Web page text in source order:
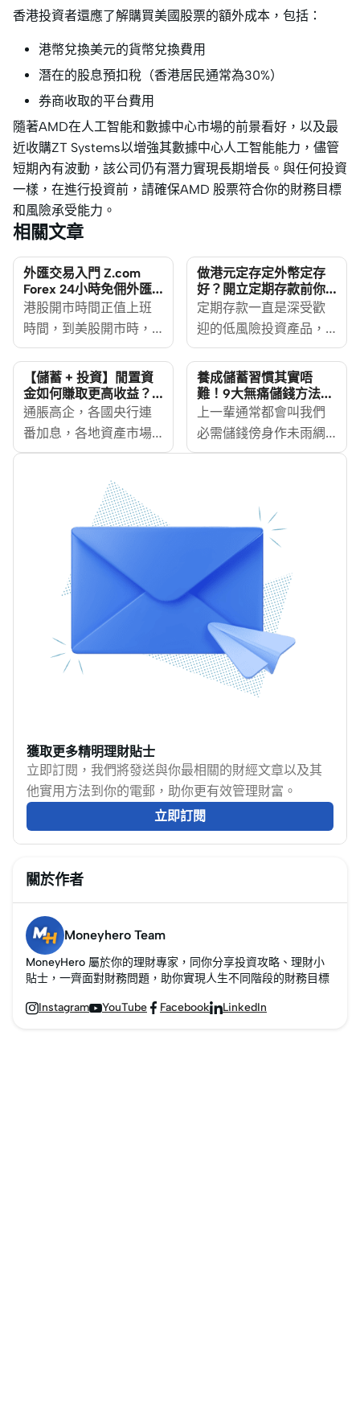
香港投資者還應了解購買美國股票的額外成本，包括：
港幣兌換美元的貨幣兌換費用
潛在的股息預扣稅（香港居民通常為30%）
券商收取的平台費用
隨著AMD在人工智能和數據中心市場的前景看好，以及最
近收購ZT Systems以增強其數據中心人工智能能力，儘管
短期內有波動，該公司仍有潛力實現長期增長。與任何投資
一樣，在進行投資前，請確保AMD 股票符合你的財務目標
和風險承受能力。
相關文章
外匯交易入門 Z.com
Forex 24小時免佣外匯
交易平台優惠一覽
港股開市時間正值上班
時間，到美股開市時，
又要準備上床睡覺，打
工仔要踏足投資市場也
並非容易。但原來外匯
市場每周5日24小時運
作，投資者可按自己的
時間表，隨時、隨地進
也無懼時差獲利，究竟
應如何開始踏出外匯交
易的第一步？以下便探
討外匯交易入門知識。
做港元定存定外幣定存
好？開立定期存款前你
要知道的考慮因素及風
險
定期存款一直是深受歡
迎的低風險投資產品，
想賺盡定存息，做港元
定存定外幣定存好？甚
麼時候適合開立外幣定
期存款？定期存款是否
沒有任何風險？或者可
以同時留意有投資平台
[https://
為大家列出敘造定存時
需考慮的因素及風險。
【儲蓄 + 投資】閒置資
金如何賺取更高收益？
Syfe靈活寶4.7%預期年
化收益
通脹高企，各國央行連
番加息，各地資產市場
動盪，想有穩定收益的
金？智能投資平台Syfe
最新推出「靈活寶」投
資組合，預期年收益
4.7%，更不設資金鎖定
期和任何收費，為大家
提供一個停泊閒置資金
養成儲蓄習慣其實唔
難！9大無痛儲錢方法
2025
上一輩通常都會叫我們
必需儲錢傍身作未雨綢
繆，一旦不幸失業、又
百物騰貴，人工追不上
通脹，不少人在月尾時
都會捉襟見肘，儲錢看
似遙不可及。
MoneyHero
[https://
已為大家整合了9個儲錢
方法，各有不同特色，
相信總有一個適合你！
獲取更多精明理財貼士
立即訂閱，我們將發送與你最相關的財經文章以及其
他實用方法到你的電郵，助你更有效管理財富。
立即訂閱
關於作者
Moneyhero Team
MoneyHero 屬於你的理財專家，同你分享投資攻略、理財小
貼士，一齊面對財務問題，助你實現人生不同階段的財務目標
InstagramYouTube  FacebookLinkedIn